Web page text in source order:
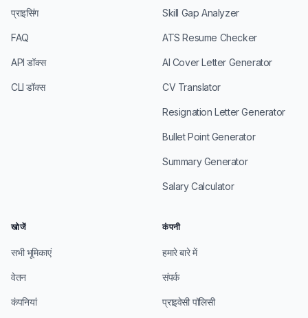
प्राइसिंग
FAQ
API डॉक्स
CLI डॉक्स
Skill Gap Analyzer
ATS Resume Checker
AI Cover Letter Generator
CV Translator
Resignation Letter Generator
Bullet Point Generator
Summary Generator
Salary Calculator
खोजें
सभी भूमिकाएं
वेतन
कंपनियां
कंपनी
हमारे बारे में
संपर्क
प्राइवेसी पॉलिसी